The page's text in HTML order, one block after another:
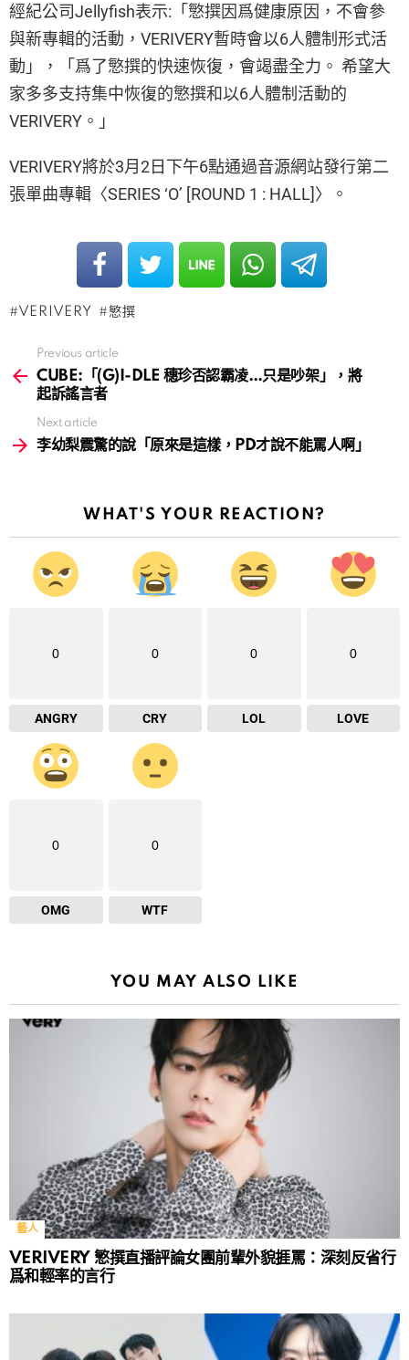
經紀公司Jellyfish表示:「慜撰因爲健康原因，不會參
與新專輯的活動，VERIVERY暫時會以6人體制形式活
動」，「爲了慜撰的快速恢復，會竭盡全力。 希望大
家多多支持集中恢復的慜撰和以6人體制活動的
VERIVERY。」
VERIVERY將於3月2日下午6點通過音源網站發行第二
張單曲專輯〈SERIES ‘O’ [ROUND 1 : HALL]〉。
VERIVERY 慜撰
more
Previous article
CUBE:「(G)I-DLE 穗珍否認霸凌…只是吵架」，將
起訴謠言者
Next article
李幼梨震驚的說「原來是這樣，PD才說不能罵人啊」
WHAT'S YOUR REACTION?
0
ANGRY
0
CRY
0
LOL
0
LOVE
0
OMG
0
WTF
YOU MAY ALSO LIKE
藝人
VERIVERY 慜撰直播評論女團前輩外貌捱罵：深刻反省行
爲和輕率的言行